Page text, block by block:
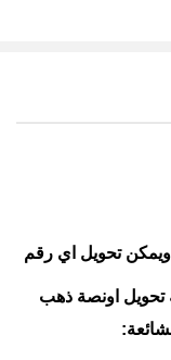
تحويل اي رقم
تحويل اونصة ذهب